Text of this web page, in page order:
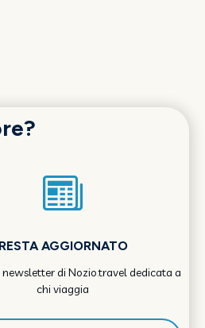
RESTA AGGIORNATO
di Nozio.travel dedicata a
chi viaggia